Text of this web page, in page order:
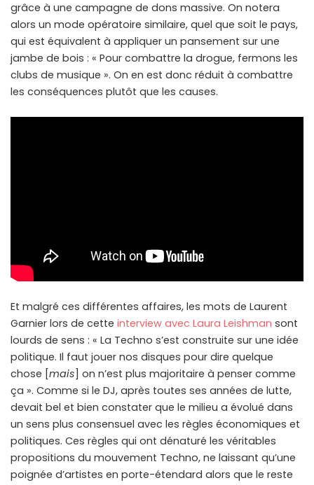
grâce à une campagne de dons massive. On notera
alors un mode opératoire similaire, quel que soit le pays,
qui est équivalent à appliquer un pansement sur une
jambe de bois : « Pour combattre la drogue, fermons les
clubs de musique ». On en est donc réduit à combattre
les conséquences plutôt que les causes.
Et malgré ces différentes affaires, les mots de Laurent
Garnier lors de cette interview avec Laura Leishman sont
lourds de sens : « La Techno s’est construite sur une idée
politique. Il faut jouer nos disques pour dire quelque
chose [mais] on n’est plus majoritaire à penser comme
ça ». Comme si le DJ, après toutes ses années de lutte,
devait bel et bien constater que le milieu a évolué dans
un sens plus consensuel avec les règles économiques et
politiques. Ces règles qui ont dénaturé les véritables
propositions du mouvement Techno, ne laissant qu’une
poignée d’artistes en porte-étendard alors que le reste